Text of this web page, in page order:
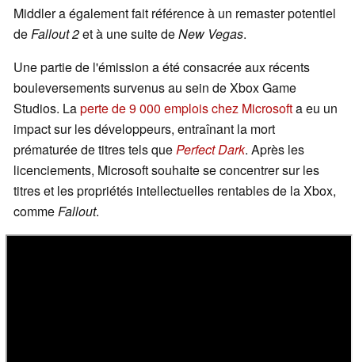
Middler a également fait référence à un remaster potentiel
deFallout 2et à une suite deNew Vegas.
Une partie de l'émission a été consacrée aux récents
bouleversements survenus au sein de Xbox Game
Studios. Laperte de 9 000 emplois chez Microsofta eu un
impact sur les développeurs, entraînant la mort
prématurée de titres tels quePerfect Dark. Après les
licenciements, Microsoft souhaite se concentrer sur les
titres et les propriétés intellectuelles rentables de la Xbox,
commeFallout.